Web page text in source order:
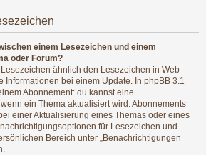
einem Lesezeichen und einem
oder Forum?
ähnlich den Lesezeichen in Web-
Informationen bei einem Update. In phpBB 3.1
Abonnement: du kannst eine
ein Thema aktualisiert wird. Abonnements
einer Aktualisierung eines Themas oder eines
für Lesezeichen und
Bereich unter „Benachrichtigungen